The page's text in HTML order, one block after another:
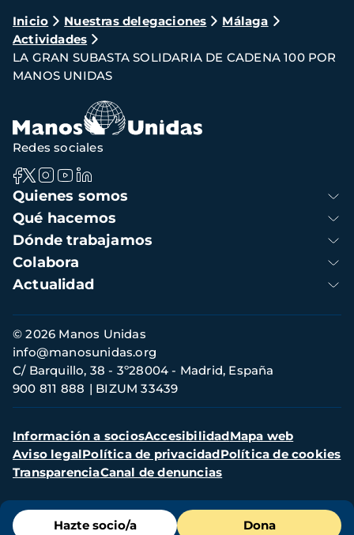
Ruta
de
navegación
Inicio Nuestras delegaciones
Málaga
Actividades
LA GRAN SUBASTA SOLIDARIA DE CADENA 100 POR
MANOS UNIDAS
Menú
Hazte socio/a Dona
Navegación
principal
Quienes somos
Qué hacemos
Dónde trabajamos
Colabora
Actualidad
Redes sociales
Información
de
contacto
© 2026 Manos Unidas
C/ Barquillo, 38 - 3º28004 - Madrid, España
900 811 888
BIZUM 33439
info@manosunidas.org
Menú
secundario
Información a sociosAccesibilidadMapa web
Aviso legalPolítica de privacidadPolítica de cookies
TransparenciaCanal de denuncias